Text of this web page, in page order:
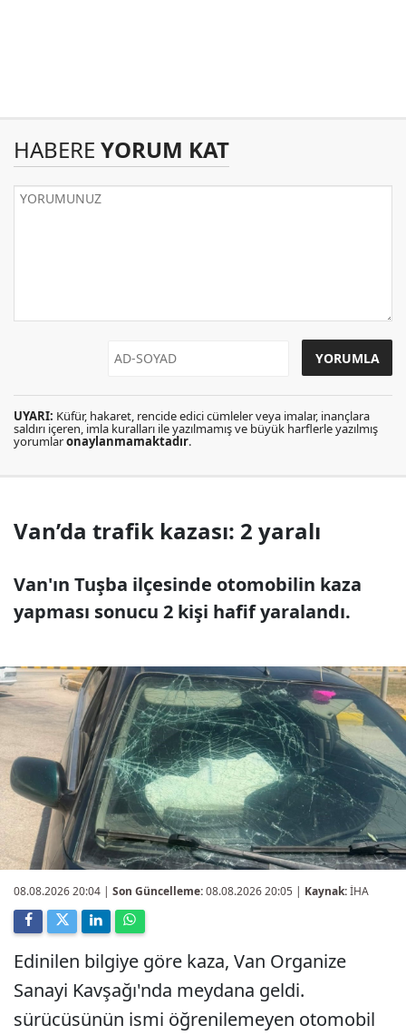
HABERE YORUM KAT
UYARI: Küfür, hakaret, rencide edici cümleler veya imalar, inançlara
saldırı içeren, imla kuralları ile yazılmamış ve büyük harflerle yazılmış
yorumlaronaylanmamaktadır.
Van’da trafik kazası: 2 yaralı
Van'ın Tuşba ilçesinde otomobilin kaza
yapması sonucu 2 kişi hafif yaralandı.
08.08.2026 20:04 | Son Güncelleme:08.08.2026 20:05 | Kaynak:İHA
Edinilen bilgiye göre kaza, Van Organize
Sanayi Kavşağı'nda meydana geldi.
sürücüsünün ismi öğrenilemeyen otomobil